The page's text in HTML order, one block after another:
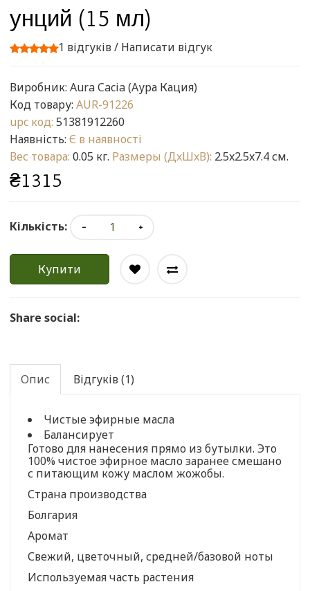
унций (15 мл)
1 відгуків/ Написати відгук
Виробник: Aura Cacia (Аура Кация)
Код товару: AUR-91226
upc код: 51381912260
Наявність: Є в наявності
Вес товара: 0.05 кг. Размеры (ДxШxВ): 2.5x2.5x7.4 см.
₴1315
Кількість:
Купити
Share social:
Опис Відгуків (1)
Чистые эфирные масла
Балансирует
Готово для нанесения прямо из бутылки. Это
100% чистое эфирное масло заранее смешано
с питающим кожу маслом жожобы.
Страна производства
Болгария
Аромат
Свежий, цветочный, средней/базовой ноты
Используемая часть растения